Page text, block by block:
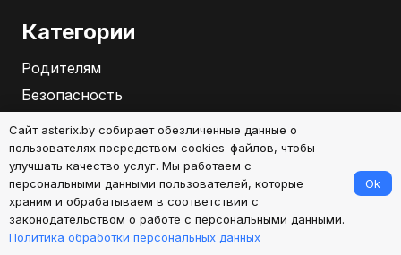
Категории
Родителям
Безопасность
Бизнес
Саморазвитие
2026
Сайт asterix.by собирает обезличенные данные о
пользователях посредством cookies-файлов, чтобы
улучшать качество услуг. Мы работаем с
персональными данными пользователей, которые
храним и обрабатываем в соответствии с
законодательством о работе с персональными данными.
Политика обработки персональных данных
Ok